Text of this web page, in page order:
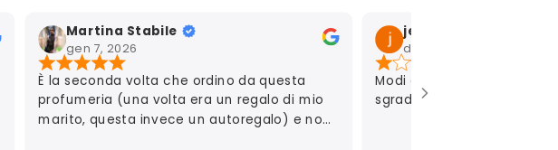
Martina Stabile
gen 7, 2026
È la seconda volta che ordino da questa
profumeria (una volta era un regalo di mio
marito, questa invece un autoregalo) e non
dic 17, 2025
Modi di fare che ha la
sgradevoli,non sa trattare